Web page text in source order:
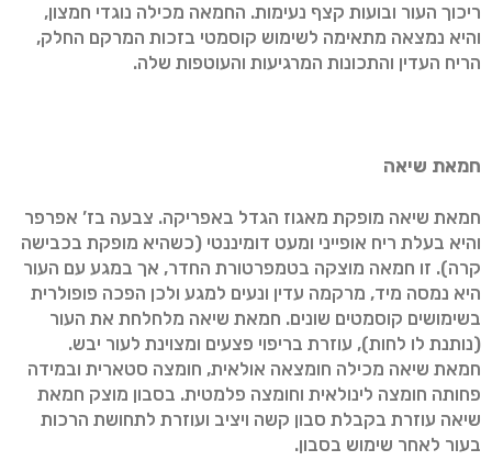
ריכוך העור ובועות קצף נעימות. החמאה מכילה נוגדי חמצון,
והיא נמצאה מתאימה לשימוש קוסמטי בזכות המרקם החלק,
הריח העדין והתכונות המרגיעות והעוטפות שלה.
חמאת שיאה
חמאת שיאה מופקת מאגוז הגדל באפריקה. צבעה בז’ אפרפר
והיא בעלת ריח אופייני ומעט דומיננטי (כשהיא מופקת בכבישה
קרה). זו חמאה מוצקה בטמפרטורת החדר, אך במגע עם העור
היא נמסה מיד, מרקמה עדין ונעים למגע ולכן הפכה פופולרית
בשימושים קוסמטים שונים. חמאת שיאה מלחלחת את העור
(נותנת לו לחות), עוזרת בריפוי פצעים ומצוינת לעור יבש.
חמאת שיאה מכילה חומצאה אולאית, חומצה סטארית ובמידה
פחותה חומצה לינולאית וחומצה פלמטית. בסבון מוצק חמאת
שיאה עוזרת בקבלת סבון קשה ויציב ועוזרת לתחושת הרכות
בעור לאחר שימוש בסבון.